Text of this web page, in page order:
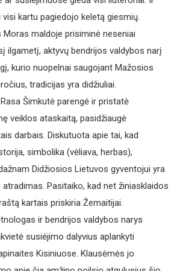
kartu pagiedojo keletą giesmių.
Moras maldoje prisiminė neseniai
ilgametį, aktyvų bendrijos valdybos narį
kurio nuopelnai saugojant Mažosios
tradicijas yra didžiuliai.
Šimkutė parengė ir pristatė
veiklos ataskaitą, pasidžiaugė
darbais. Diskutuota apie tai, kad
simbolika (vėliava, herbas),
Didžiosios Lietuvos gyventojui yra
Pasitaiko, kad net žiniasklaidos
kartais priskiria Žemaitijai.
ir bendrijos valdybos narys
susiėjimo dalyvius aplankyti
Kisiniuose. Klausėmės jo